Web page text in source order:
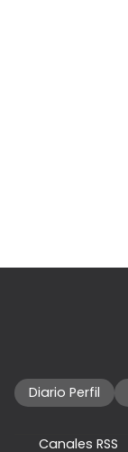
Diario Perfil
Canales RSS